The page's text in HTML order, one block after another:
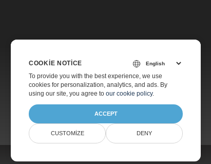
Fiyatlandırma
Ücretsiz Danışmanlık
Hakkında
COOKIE NOTICE
To provide you with the best experience, we use
cookies for personalization, analytics, and ads. By
using our site, you agree to our cookie policy.
ACCEPT
CUSTOMIZE DENY